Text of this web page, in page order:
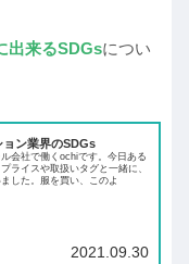
出来るSDGsについ
ョン業界のSDGs
会社で働くochiです。今日ある
ライスや取扱いタグと一緒に、
した。服を買い、このよ
2021.09.30